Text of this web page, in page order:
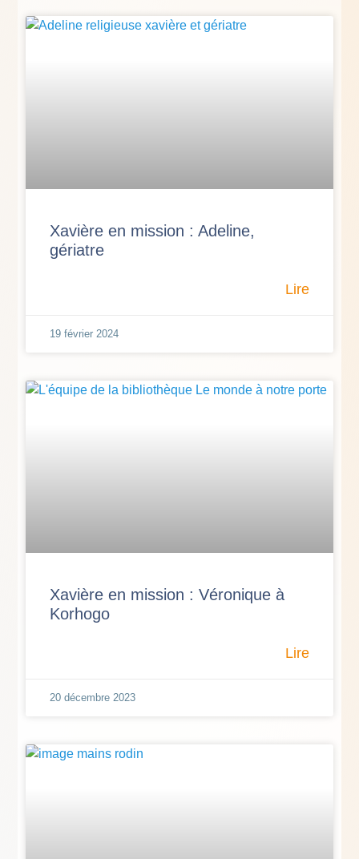
Xavière en mission : Adeline,
gériatre
Lire
19 février 2024
Xavière en mission : Véronique à
Korhogo
Lire
20 décembre 2023